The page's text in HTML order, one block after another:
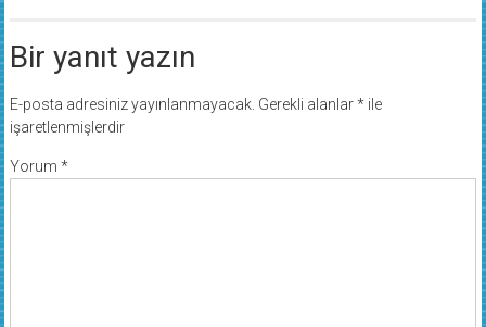
Bir yanıt yazın
E-posta adresiniz yayınlanmayacak. Gerekli alanlar*ile
işaretlenmişlerdir
Yorum *